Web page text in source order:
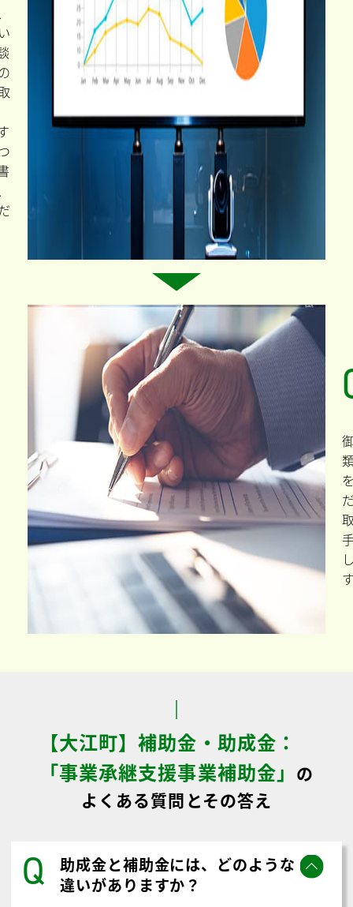
【大江町】補助金・助成金：
「事業承継支援事業補助金」 の
よくある質問とその答え
Q
助成金と補助金には、どのような
違いがありますか？